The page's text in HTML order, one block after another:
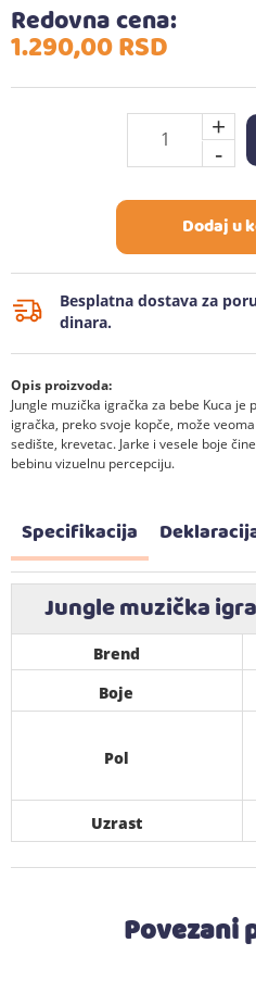
Redovna cena:
1.290,00RSD
+
-
Dodaj u
Besplatna dostava za
dinara.
Opis proizvoda:
Jungle muzička igračka za bebe Kuca
igračka, preko svoje kopče, može
sedište, krevetac. Jarke i vesele boje
bebinu vizuelnu percepciju.
Specifikacija
Jungle muzička
Brend
Boje
Pol
Uzrast
Povezani